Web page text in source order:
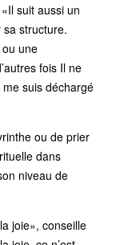
suit aussi un
structure.
une
fois Il ne
suis déchargé
ou de prier
dans
niveau de
joie», conseille